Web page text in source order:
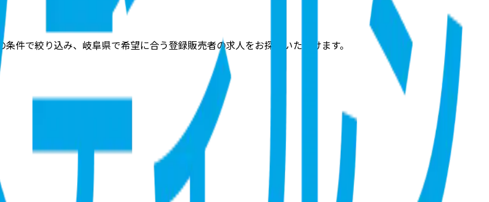
件で絞り込み、岐阜県で希望に合う登録販売者の求人をお探しいただけます。